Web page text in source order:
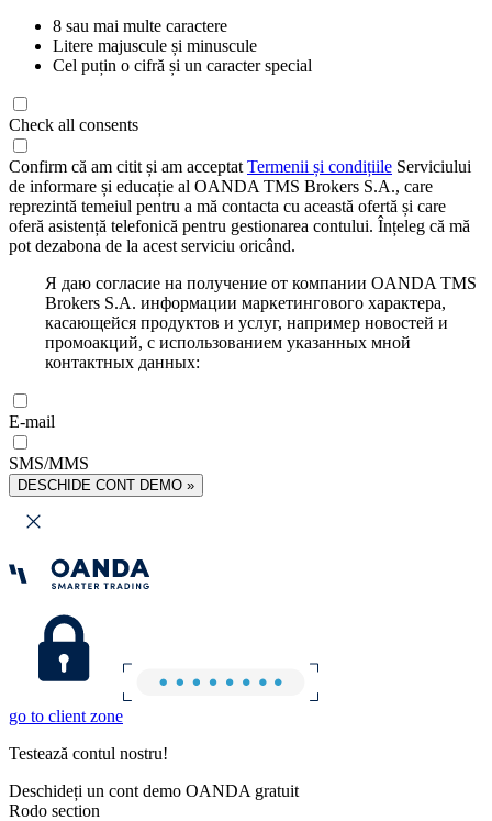
8 sau mai multe caractere
Litere majuscule și minuscule
Cel puțin o cifră și un caracter special
Check all consents
Confirm că am citit și am acceptat Termenii și condițiile Serviciului
de informare și educație al OANDA TMS Brokers S.A., care
reprezintă temeiul pentru a mă contacta cu această ofertă și care
oferă asistență telefonică pentru gestionarea contului. Înțeleg că mă
pot dezabona de la acest serviciu oricând.
Я даю согласие на получение от компании OANDA TMS
Brokers S.A. информации маркетингового характера,
касающейся продуктов и услуг, например новостей и
промоакций, с использованием указанных мной
контактных данных:
E-mail
SMS/MMS
DESCHIDE CONT DEMO »
go to client zone
Testează contul nostru!
Deschideți un cont demo OANDA gratuit
Rodo section